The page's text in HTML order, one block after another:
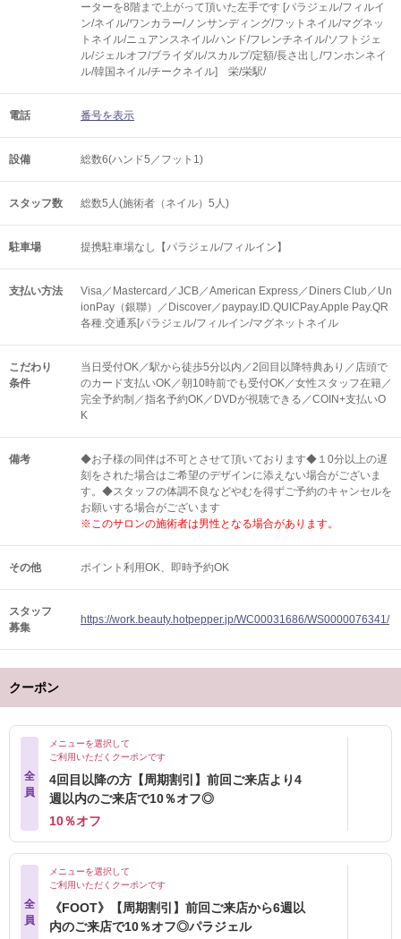
ーターを8階まで上がって頂いた左手です [パラジェル/フィルイ
ン/ネイル/ワンカラー/ノンサンディング/フットネイル/マグネッ
トネイル/ニュアンスネイル/ハンド/フレンチネイル/ソフトジェ
ル/ジェルオフ/ブライダル/スカルプ/定額/長さ出し/ワンホンネイ
ル/韓国ネイル/チークネイル] 栄/栄駅/
電話 番号を表示
設備 総数6(ハンド5／フット1)
スタッフ数 総数5人(施術者（ネイル）5人)
駐車場 提携駐車場なし【パラジェル/フィルイン】
支払い方法
Visa／Mastercard／JCB／American Express／Diners Club／Un
ionPay（銀聯）／Discover／paypay.ID.QUICPay.Apple Pay.QR
各種.交通系[パラジェル/フィルイン/マグネットネイル
こだわり
条件
当日受付OK／駅から徒歩5分以内／2回目以降特典あり／店頭で
のカード支払いOK／朝10時前でも受付OK／女性スタッフ在籍／
完全予約制／指名予約OK／DVDが視聴できる／COIN+支払いO
K
備考
◆お子様の同伴は不可とさせて頂いております◆１0分以上の遅
刻をされた場合はご希望のデザインに添えない場合がございま
す。◆スタッフの体調不良などやむを得ずご予約のキャンセルを
お願いする場合がございます
※このサロンの施術者は男性となる場合があります。
その他 ポイント利用OK 即時予約OK
スタッフ
募集
https://work.beauty.hotpepper.jp/WC00031686/WS0000076341/
クーポン
全
員
メニューを選択して
ご利用いただくクーポンです
4回目以降の方【周期割引】前回ご来店より4
週以内のご来店で10％オフ◎
10％オフ
全
員
メニューを選択して
ご利用いただくクーポンです
《FOOT》【周期割引】前回ご来店から6週以
内のご来店で10％オフ◎パラジェル